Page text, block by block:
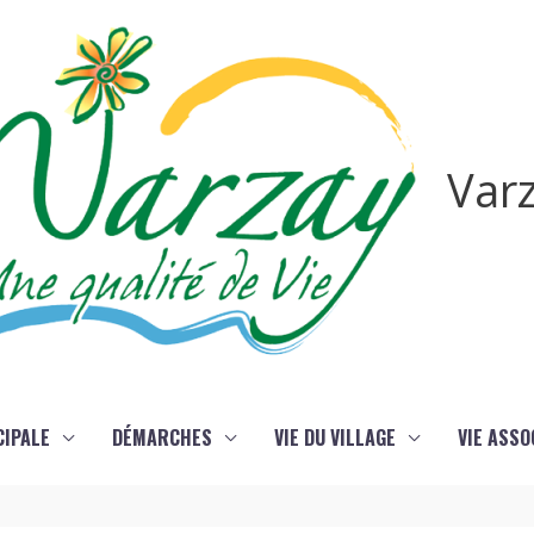
DÉMARCHES VIE DU VILLAGE VIE